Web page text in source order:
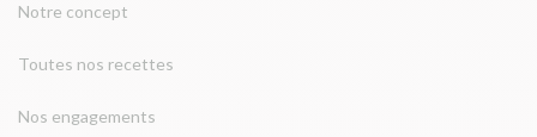
Notre concept
Toutes nos recettes
Nos engagements